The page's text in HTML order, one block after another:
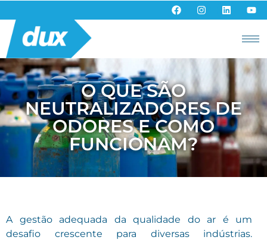
O QUE SÃO
NEUTRALIZADORES DE
ODORES E COMO
FUNCIONAM?
A gestão adequada da qualidade do ar é um
desafio crescente para diversas indústrias.